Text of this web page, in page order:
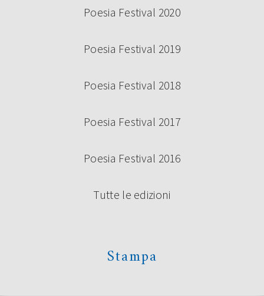
Poesia Festival 2020
Poesia Festival 2019
Poesia Festival 2018
Poesia Festival 2017
Poesia Festival 2016
Tutte le edizioni
Stampa